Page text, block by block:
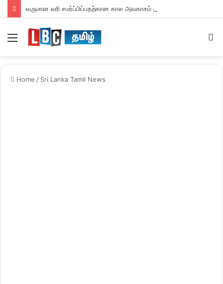
வருமான வரி சமர்ப்பிப்பதற்கான கால அவகாசம் நீடிப்பு
Home / Sri Lanka Tamil News